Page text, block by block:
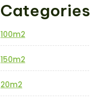
Categories
100m2
150m2
20m2